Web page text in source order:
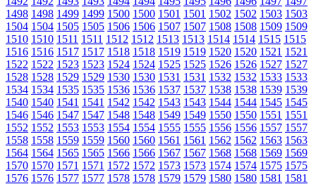
1498 1498 1499 1499 1500 1500 1501 1501 1502 1502 1503 1503
1504 1504 1505 1505 1506 1506 1507 1507 1508 1508 1509 1509
1510 1510 1511 1511 1512 1512 1513 1513 1514 1514 1515 1515
1516 1516 1517 1517 1518 1518 1519 1519 1520 1520 1521 1521
1522 1522 1523 1523 1524 1524 1525 1525 1526 1526 1527 1527
1528 1528 1529 1529 1530 1530 1531 1531 1532 1532 1533 1533
1534 1534 1535 1535 1536 1536 1537 1537 1538 1538 1539 1539
1540 1540 1541 1541 1542 1542 1543 1543 1544 1544 1545 1545
1546 1546 1547 1547 1548 1548 1549 1549 1550 1550 1551 1551
1552 1552 1553 1553 1554 1554 1555 1555 1556 1556 1557 1557
1558 1558 1559 1559 1560 1560 1561 1561 1562 1562 1563 1563
1564 1564 1565 1565 1566 1566 1567 1567 1568 1568 1569 1569
1570 1570 1571 1571 1572 1572 1573 1573 1574 1574 1575 1575
1576 1576 1577 1577 1578 1578 1579 1579 1580 1580 1581 1581